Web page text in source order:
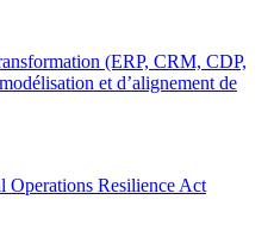
(ERP, CRM, CDP,
et d’alignement de
Operations Resilience Act